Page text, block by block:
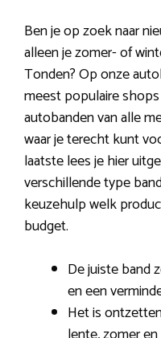
Ben je op zoek naar
alleen je zomer- of
Tonden? Op onze
meest populaire
autobanden van alle
waar je terecht kunt
laatste lees je hier
verschillende type
keuzehulp welk
budget.
De juiste band
en een
Het is